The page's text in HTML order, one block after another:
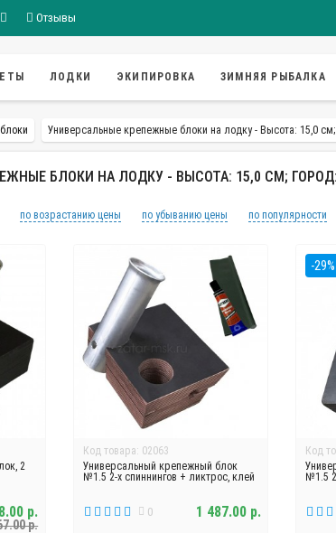
Отзывы
ЛОДКИ ЭКИПИРОВКА ЗИМНЯЯ РЫБАЛКА
Универсальные крепежные блоки на лодку - Высота: 15,0
БЛОКИ НА ЛОДКУ - ВЫСОТА: 15,0 СМ;
по возрастанию цены по убыванию цены по популярности
2
р.
р.
Код товара: 02063
Универсальный крепежный блок
№1.5 2-х спиннингов + ликтрос, клей
0 1 487.00 р.
-29%
Код
№1.5